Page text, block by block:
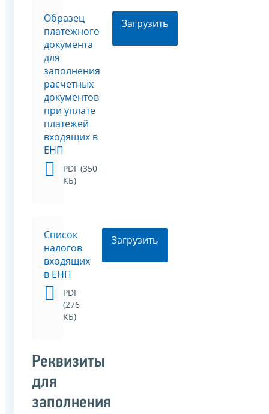
Образец
платежного
документа
для
заполнения
расчетных
документов
при уплате
платежей
входящих в
ЕНП
PDF (350
КБ)
Загрузить
Список
налогов
входящих
в ЕНП
PDF
(276
КБ)
Загрузить
Реквизиты
для
заполнения